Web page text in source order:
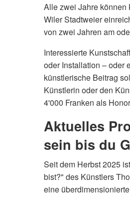
Alle zwei Jahre können
Wiler Stadtweier
von zwei Jahren am
Interessierte
oder Installation – oder
künstlerische Beitrag
Künstlerin oder den
4'000 Franken als
Aktuelles
sein bis du
Seit dem Herbst 2025
bist?" des Künstlers
eine